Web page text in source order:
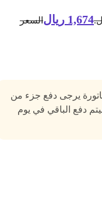
ريال السعر
يرجى دفع جزء من
الباقي في يوم